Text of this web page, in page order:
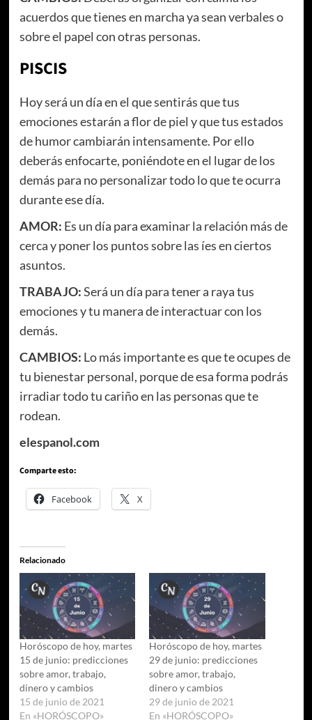
acuerdos que tienes en marcha ya sean verbales o
sobre el papel con otras personas.
PISCIS
Hoy será un día en el que sentirás que tus
emociones estarán a flor de piel y que tus estados
de humor cambiarán intensamente. Por ello
deberás enfocarte, poniéndote en el lugar de los
demás para no personalizar todo lo que te ocurra
durante ese día.
AMOR: Es un día para examinar la relación más de
cerca y poner los puntos sobre las íes en ciertos
asuntos.
TRABAJO:Será un día para tener a raya tus
emociones y tu manera de interactuar con los
demás.
CAMBIOS: Lo más importante es que te ocupes de
tu bienestar personal, porque de esa forma podrás
irradiar todo tu cariño en las personas que te
rodean.
elespanol.com
Comparte esto:
Facebook X
Relacionado
Horóscopo de hoy, martes
15 de junio: predicciones
sobre amor, trabajo,
dinero y cambios
15 de junio de 2021
En «HORÓSCOPO»
Horóscopo de hoy, martes
29 de junio: predicciones
sobre amor, trabajo,
dinero y cambios
29 de junio de 2021
En «HORÓSCOPO»